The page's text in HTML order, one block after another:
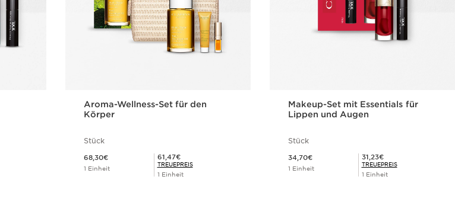
Aroma-Wellness-Set für den
Körper
Stück
68,30€
1 Einheit
Mitgliederpreis 61,47€
61,47€
TREUEPREIS
1 Einheit
Makeup-Set mit Essentials für
Lippen und Augen
Stück
34,70€
1 Einheit
Mitgliederpreis 31,23€
31,23€
TREUEPREIS
1 Einheit